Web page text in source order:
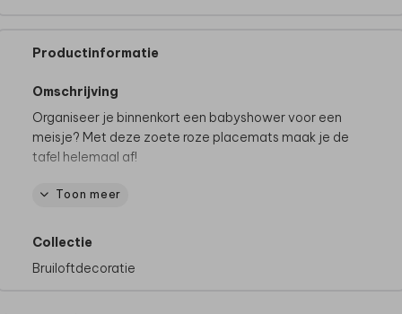
Productinformatie
Omschrijving
Organiseer je binnenkort een babyshower voor een
meisje? Met deze zoete roze placemats maak je de
tafel helemaal af!
Dit product maakt deel uit van
Toon meer
Collectie
Bruiloftdecoratie